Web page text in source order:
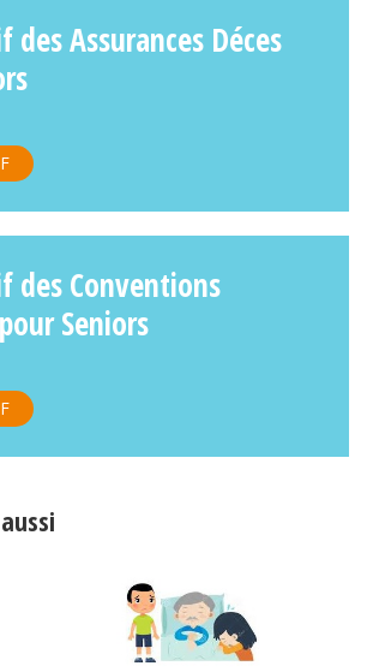
des Assurances Déces
des Conventions
Seniors